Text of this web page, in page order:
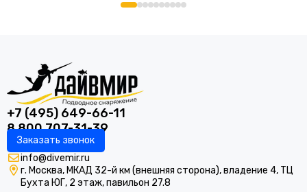
+7 (495) 649-66-11
8 800 707-31-39
Заказать звонок
info@divemir.ru
г. Москва, МКАД 32-й км (внешняя сторона), владение 4, ТЦ
Бухта ЮГ, 2 этаж, павильон 27.8